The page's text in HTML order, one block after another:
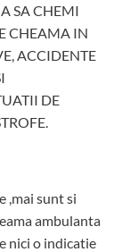
SA CHEMI
CHEAMA IN
ACCIDENTE
DE
,mai sunt si
ambulanta
nici o indicatie